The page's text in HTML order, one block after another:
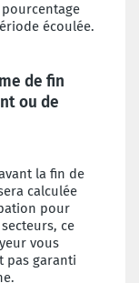
écoulée.
de fin
ou de
la fin de
calculée
pour
ce
vous
pas garanti